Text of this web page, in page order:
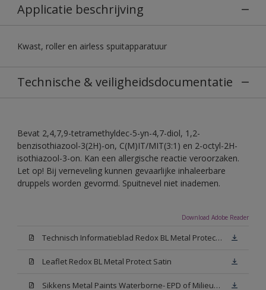
Applicatie beschrijving
Kwast, roller en airless spuitapparatuur
Technische & veiligheidsdocumentatie
Bevat 2,4,7,9-tetramethyldec-5-yn-4,7-diol, 1,2-
benzisothiazool-3(2H)-on, C(M)IT/MIT(3:1) en 2-octyl-2H-
isothiazool-3-on. Kan een allergische reactie veroorzaken.
Let op! Bij verneveling kunnen gevaarlijke inhaleerbare
druppels worden gevormd. Spuitnevel niet inademen.
Download Adobe Reader
Technisch Informatieblad Redox BL Metal Protect (PDF)
Leaflet Redox BL Metal Protect Satin
Sikkens Metal Paints Waterborne- EPD of Milieuproductverklaring